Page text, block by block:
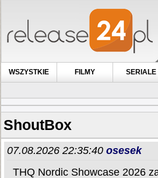
WSZYSTKIE FILMY SERIALE
ShoutBox